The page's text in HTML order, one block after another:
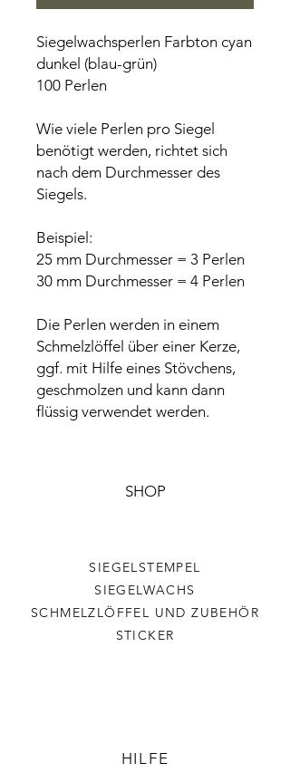
Siegelwachsperlen Farbton cyan
dunkel (blau-grün)
100 Perlen
Wie viele Perlen pro Siegel
benötigt werden, richtet sich
nach dem Durchmesser des
Siegels.
Beispiel:
25 mm Durchmesser = 3 Perlen
30 mm Durchmesser = 4 Perlen
Die Perlen werden in einem
Schmelzlöffel über einer Kerze,
ggf. mit Hilfe eines Stövchens,
geschmolzen und kann dann
flüssig verwendet werden.
SHOP
SIEGELSTEMPEL
SIEGELWACHS
SCHMELZLÖFFEL UND ZUBEHÖR
STICKER
HILFE